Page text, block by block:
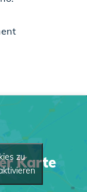
Karte
zu